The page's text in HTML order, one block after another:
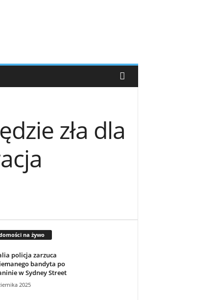
zła dla
na żywo
policja zarzuca
bandyta po
w Sydney Street
2025